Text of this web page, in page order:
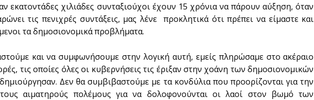
εκατοντάδες χιλιάδες συνταξιούχοι έχουν 15 χρόνια να πάρουν αύξηση, όταν
τις πενιχρές συντάξεις, μας λένε προκλητικά ότι πρέπει να είμαστε και
τα δημοσιονομικά προβλήματα.
και να συμφωνήσουμε στην λογική αυτή, εμείς πληρώσαμε στο ακέραιο
τις οποίες όλες οι κυβερνήσεις τις έριξαν στην χοάνη των δημοσιονομικών
Δεν θα συμβιβαστούμε με τα κονδύλια που προορίζονται για την
τους αιματηρούς πολέμους για να δολοφονούνται οι λαοί στον βωμό των